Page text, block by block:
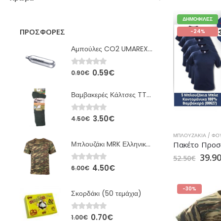
ΔΗΜΟΦΙΛΈΣ
-24%
ΜΠΛΟΥΖΆΚΙΑ /
52.50€ 39.90
-30%
ΠΡΟΣΦΟΡΈΣ
Αμπούλες CO2 UMAREX 12gr
0out of 5
0.90€ 0.59€
Βαμβακερές Κάλτσες TTKs Χακί MRK
0out of 5
4.50€ 3.50€
Μπλουζάκι MRK Ελληνικής Παραλλαγής
0out of 5
6.00€ 4.50€
Σκορδάκι (50 τεμάχια)
0 out of 5
1.00€ 0.70€